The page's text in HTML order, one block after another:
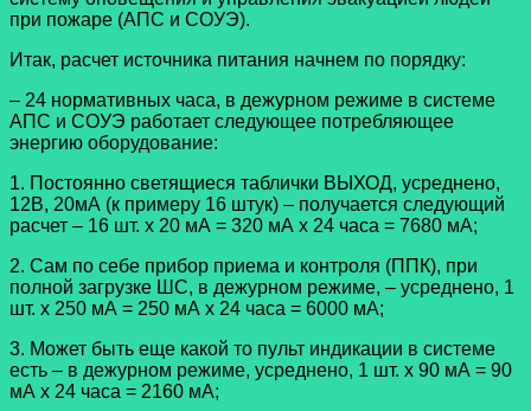
при пожаре (АПС и СОУЭ).
Итак, расчет источника питания начнем по порядку:
– 24 нормативных часа, в дежурном режиме в системе
АПС и СОУЭ работает следующее потребляющее
энергию оборудование:
1. Постоянно светящиеся таблички ВЫХОД, усреднено,
12В, 20мА (к примеру 16 штук) – получается следующий
расчет – 16 шт. х 20 мА = 320 мА х 24 часа = 7680 мА;
2. Сам по себе прибор приема и контроля (ППК), при
полной загрузке ШС, в дежурном режиме, – усреднено, 1
шт. х 250 мА = 250 мА х 24 часа = 6000 мА;
3. Может быть еще какой то пульт индикации в системе
есть – в дежурном режиме, усреднено, 1 шт. х 90 мА = 90
мА х 24 часа = 2160 мА;